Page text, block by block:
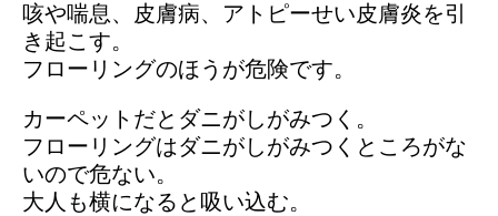
咳や喘息、皮膚病、アトピーせい皮膚炎を引
き起こす。
フローリングのほうが危険です。
カーペットだとダニがしがみつく。
フローリングはダニがしがみつくところがな
いので危ない。
大人も横になると吸い込む。